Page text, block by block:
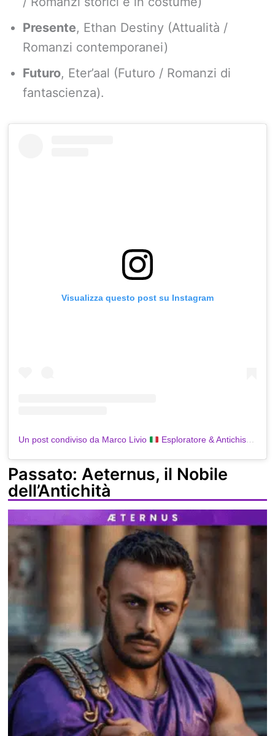
Presente, Ethan Destiny (Attualità /
Romanzi contemporanei)
Futuro, Eter’aal (Futuro / Romanzi di
fantascienza).
Visualizza questo post su Instagram
Un post condiviso da Marco Livio Esploratore & Antichista
Passato: Aeternus, il Nobile
dell’Antichità